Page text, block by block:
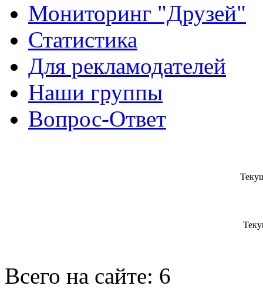
Мониторинг "Друзей"
Статистика
Для рекламодателей
Наши группы
Вопрос-Ответ
Всего на сайте: 6